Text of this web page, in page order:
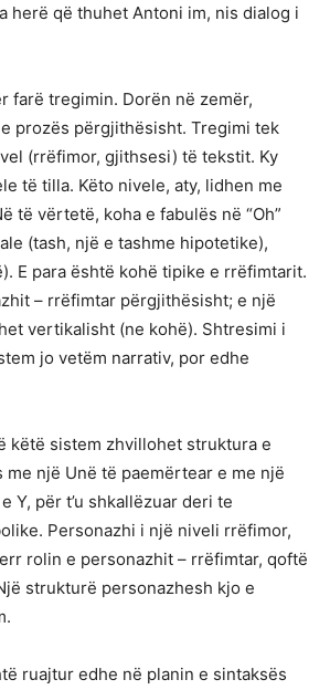
herë që thuhet Antoni im, nis dialog i
farë tregimin. Dorën në zemër,
prozës përgjithësisht. Tregimi tek
(rrëfimor, gjithsesi) të tekstit. Ky
të tilla. Këto nivele, aty, lidhen me
të vërtetë, koha e fabulës në “Oh”
(tash, një e tashme hipotetike),
E para është kohë tipike e rrëfimtarit.
– rrëfimtar përgjithësisht; e një
vertikalisht (ne kohë). Shtresimi i
jo vetëm narrativ, por edhe
këtë sistem zhvillohet struktura e
me një Unë të paemërtear e me një
Y, për t’u shkallëzuar deri te
Personazhi i një niveli rrëfimor,
rolin e personazhit – rrëfimtar, qoftë
strukturë personazhesh kjo e
ruajtur edhe në planin e sintaksës